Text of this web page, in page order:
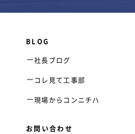
BLOG
社長ブログ
コレ見て工事部
現場からコンニチハ
お問い合わせ